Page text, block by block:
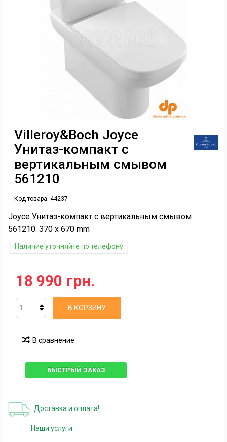
Villeroy&Boch Joyce
Унитаз-компакт с
вертикальным смывом
561210
Код товара: 44237
Joyce Унитаз-компакт с вертикальным смывом
561210. 370 x 670 mm
Наличие уточняйте по телефону
18 990 грн.
В КОРЗИНУ
В сравнение
БЫСТРЫЙ ЗАКАЗ
Доставка и оплата!
Наши услуги